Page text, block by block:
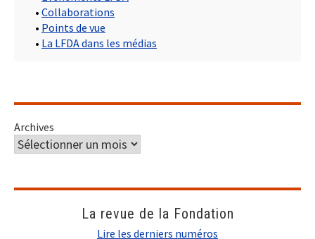
• Collaborations
• Points de vue
• La LFDA dans les médias
Archives
La revue de la Fondation
Lire les derniers numéros